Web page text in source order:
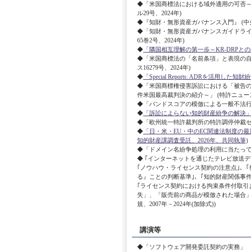
◆「米国商標法における域外適用の可否
ル29号、2024年)
◆『知財・無形資産ガバナンス入門』 (中
◆「知財・無形資産ガバナンスガイドラ
65巻2号、2024年)
◆ 「隣国相互理解の第一歩～KR-DRPと
◆「米国商標法の「名前条項」と表現の
ス16279号、2024年)
◆ 「Special Reports: ADRを活用した知財
◆「米国商標権侵害訴訟における「被告の
件米国最高裁判決の紹介～」 (特許ニュー
◆「バンドスコアの模倣による一般不法
◆ 「訴訟によらない知的財産紛争の解決
◆「欧州統一特許裁判所の特許調停仲裁
◆ 「日・米・EU・中のEC関連法制度の
知的財産課調査受託、2026年、共同執筆)
◆「ドメイン名紛争処理の利用に当たっ
◆ ｢インターネットを通じたテレビ放送
｢ノウハウ・ライセンス契約の注意点｣、
る』ことの判断基準｣、｢知的財産関係事
｢ライセンス契約における拘束条件付取
失」、「販売前の商品が模倣された場合
規、2007年－2024年(加除式))
講演等
◆「ソフトウェア開発委託契約の実務」